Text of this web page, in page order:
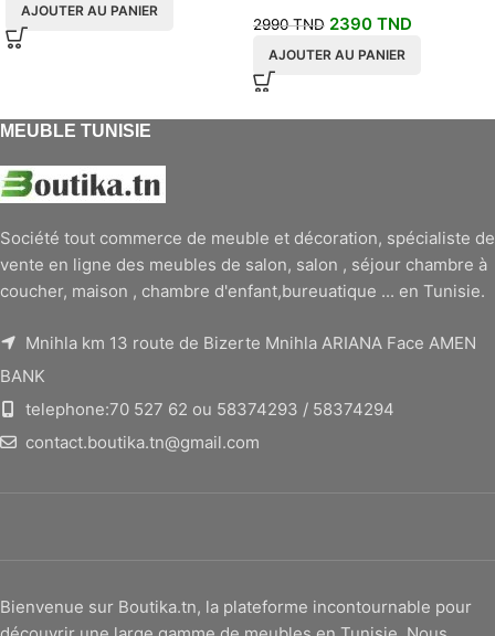
AJOUTER AU PANIER
2990TND 2390 TND
AJOUTER AU PANIER
MEUBLE TUNISIE
Société tout commerce de meuble et décoration, spécialiste de
vente en ligne des meubles de salon, salon , séjour chambre à
coucher, maison , chambre d'enfant,bureuatique ... en Tunisie.
Mnihla km 13 route de Bizerte Mnihla ARIANA Face AMEN
BANK
telephone:70 527 62 ou 58374293 / 58374294
contact.boutika.tn@gmail.com
Bienvenue sur Boutika.tn, la plateforme incontournable pour